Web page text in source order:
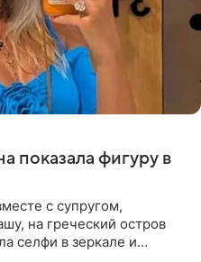
показала фигуру в
с супругом,
на греческий остров
селфи в зеркале и